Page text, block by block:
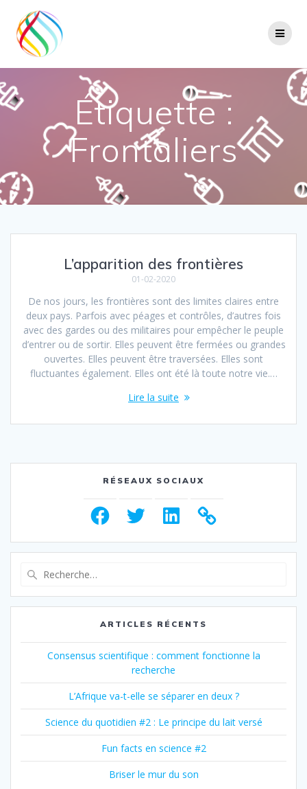
Étiquette :
Frontaliers
L’apparition des frontières
01-02-2020
De nos jours, les frontières sont des limites claires entre
deux pays. Parfois avec péages et contrôles, d’autres fois
avec des gardes ou des militaires pour empêcher le peuple
d’entrer ou de sortir. Elles peuvent être fermées ou grandes
ouvertes. Elles peuvent être traversées. Elles sont
fluctuantes également. Elles ont été là toute notre vie.…
Lire la suite
RÉSEAUX SOCIAUX
FacebookTwitter LinkedIn
:
ARTICLES RÉCENTS
Consensus scientifique : comment fonctionne la
recherche
L’Afrique va-t-elle se séparer en deux ?
Science du quotidien #2 : Le principe du lait versé
Fun facts en science #2
Briser le mur du son